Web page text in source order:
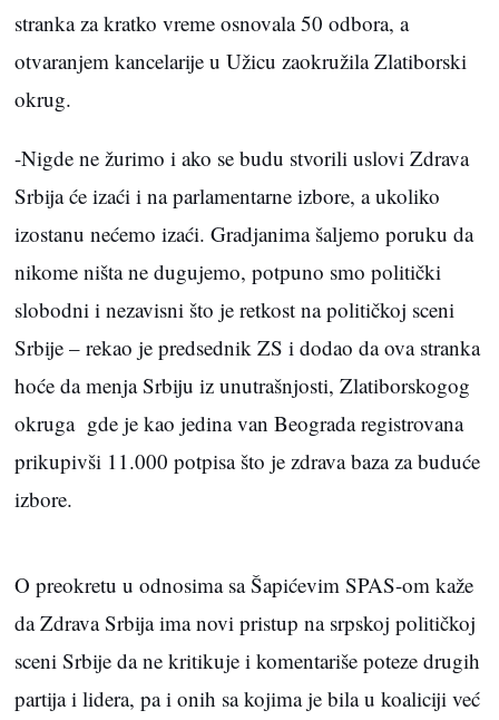
stranka za kratko vreme osnovala 50 odbora, a
otvaranjem kancelarije u Užicu zaokružila Zlatiborski
okrug.
-Nigde ne žurimo i ako se budu stvorili uslovi Zdrava
Srbija će izaći i na parlamentarne izbore, a ukoliko
izostanu nećemo izaći. Gradjanima šaljemo poruku da
nikome ništa ne dugujemo, potpuno smo politički
slobodni i nezavisni što je retkost na političkoj sceni
Srbije – rekao je predsednik ZS i dodao da ova stranka
hoće da menja Srbiju iz unutrašnjosti, Zlatiborskogog
okruga gde je kao jedina van Beograda registrovana
prikupivši 11.000 potpisa što je zdrava baza za buduće
izbore.
O preokretu u odnosima sa Šapićevim SPAS-om kaže
da Zdrava Srbija ima novi pristup na srpskoj političkoj
sceni Srbije da ne kritikuje i komentariše poteze drugih
partija i lidera, pa i onih sa kojima je bila u koaliciji već